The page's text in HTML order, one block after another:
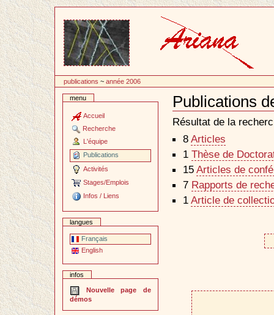
contenu
publications ~année 2006
menu
Accueil
Recherche
L'équipe
Publications
Activités
Stages/Emplois
Infos / Liens
langues
Français
English
infos
Nouvelle page de
démos
Publications
Document
Actions
Résultat de la
8 Articles
1 Thèse de
15 Articles de
7 Rapports de
1 Article de